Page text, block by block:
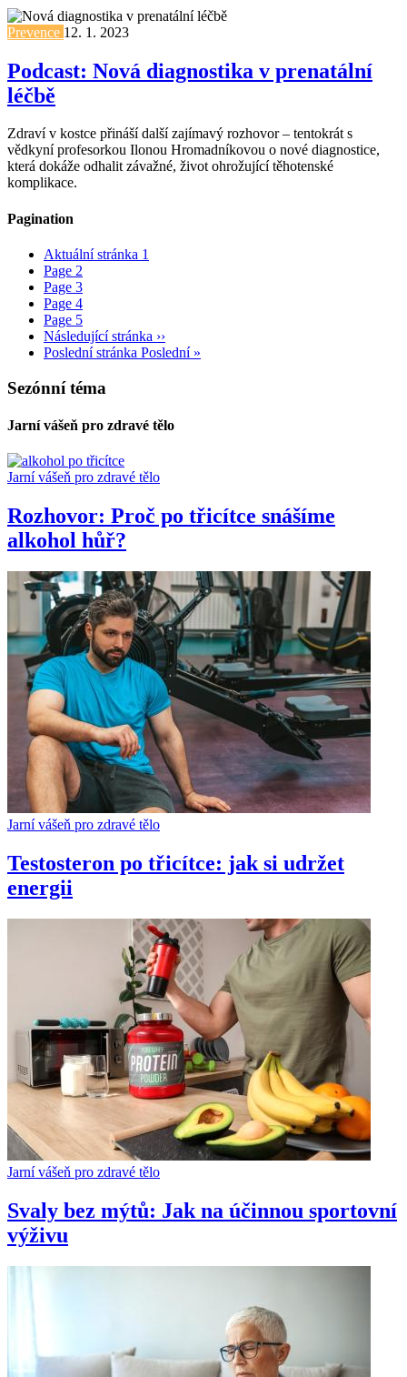
Prevence 12. 1. 2023
Podcast: Nová diagnostika v prenatální
léčbě
Zdraví v kostce přináší další zajímavý rozhovor – tentokrát s
vědkyní profesorkou Ilonou Hromadníkovou o nové diagnostice,
která dokáže odhalit závažné, život ohrožující těhotenské
komplikace.
Pagination
Aktuální stránka 1
Page 2
Page 3
Page 4
Page 5
Následující stránka ››
Poslední stránka Poslední »
Sezónní téma
Jarní vášeň pro zdravé tělo
Jarní vášeň pro zdravé tělo
Rozhovor: Proč po třicítce snášíme
alkohol hůř?
Jarní vášeň pro zdravé tělo
Testosteron po třicítce: jak si udržet
energii
Jarní vášeň pro zdravé tělo
Svaly bez mýtů: Jak na účinnou sportovní
výživu